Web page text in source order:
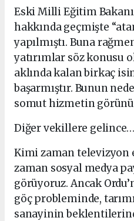
Eski Milli Eğitim
hakkında geçmişte
yapılmıştı. Buna
yatırımlar söz konusu
aklında kalan birkaç
başarmıştır. Bunun
somut hizmetin
Diğer vekillere gelince…
Kimi zaman televizyon
zaman sosyal medya
görüyoruz. Ancak
göç probleminde,
sanayinin